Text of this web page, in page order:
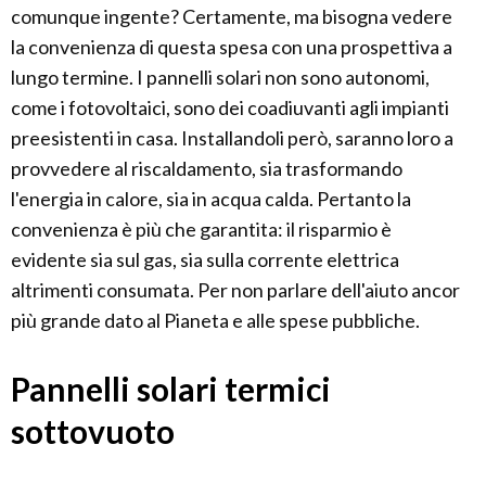
comunque ingente? Certamente, ma bisogna vedere
la convenienza di questa spesa con una prospettiva a
lungo termine. I pannelli solari non sono autonomi,
come i fotovoltaici, sono dei coadiuvanti agli impianti
preesistenti in casa. Installandoli però, saranno loro a
provvedere al riscaldamento, sia trasformando
l'energia in calore, sia in acqua calda. Pertanto la
convenienza è più che garantita: il risparmio è
evidente sia sul gas, sia sulla corrente elettrica
altrimenti consumata. Per non parlare dell'aiuto ancor
più grande dato al Pianeta e alle spese pubbliche.
Pannelli solari termici
sottovuoto